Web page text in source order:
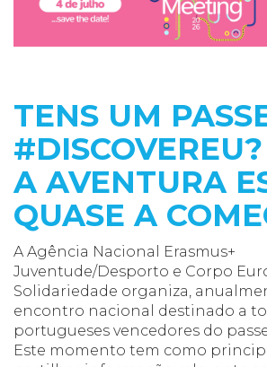
TENS UM
#DISCOVEREU?
A AVENTURA
QUASE A
A Agência Nacional Erasmus+
Juventude/Desporto e Corpo
Solidariedade organiza,
encontro nacional destinado a
portugueses vencedores do
Este momento tem como